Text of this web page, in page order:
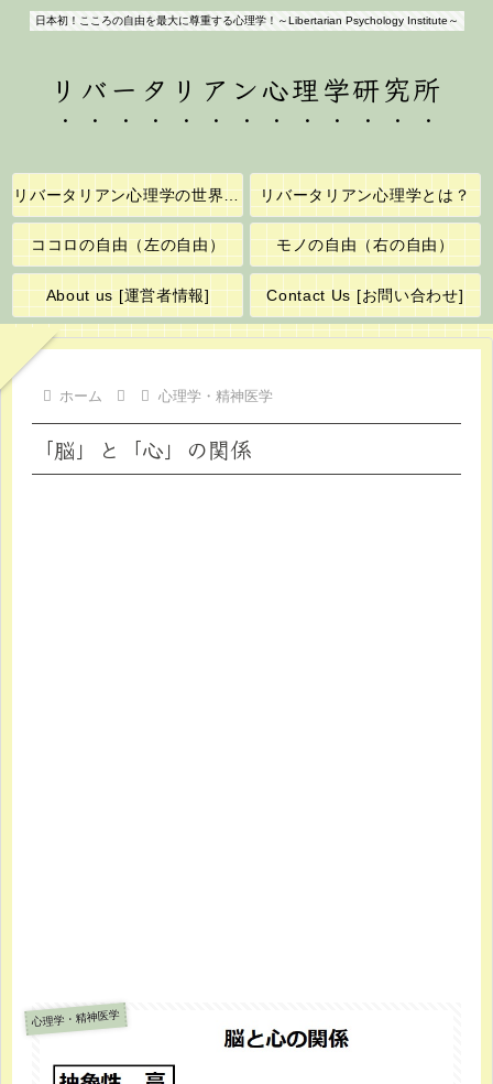
日本初！こころの自由を最大に尊重する心理学！～Libertarian Psychology Institute～
リバータリアン心理学研究所
リバータリアン心理学の世界へようこそ！ リバータリアン心理学とは？
ココロの自由（左の自由） モノの自由（右の自由）
About us [運営者情報] Contact Us [お問い合わせ]
ホーム 心理学・精神医学
「脳」と「心」の関係
心理学・精神医学